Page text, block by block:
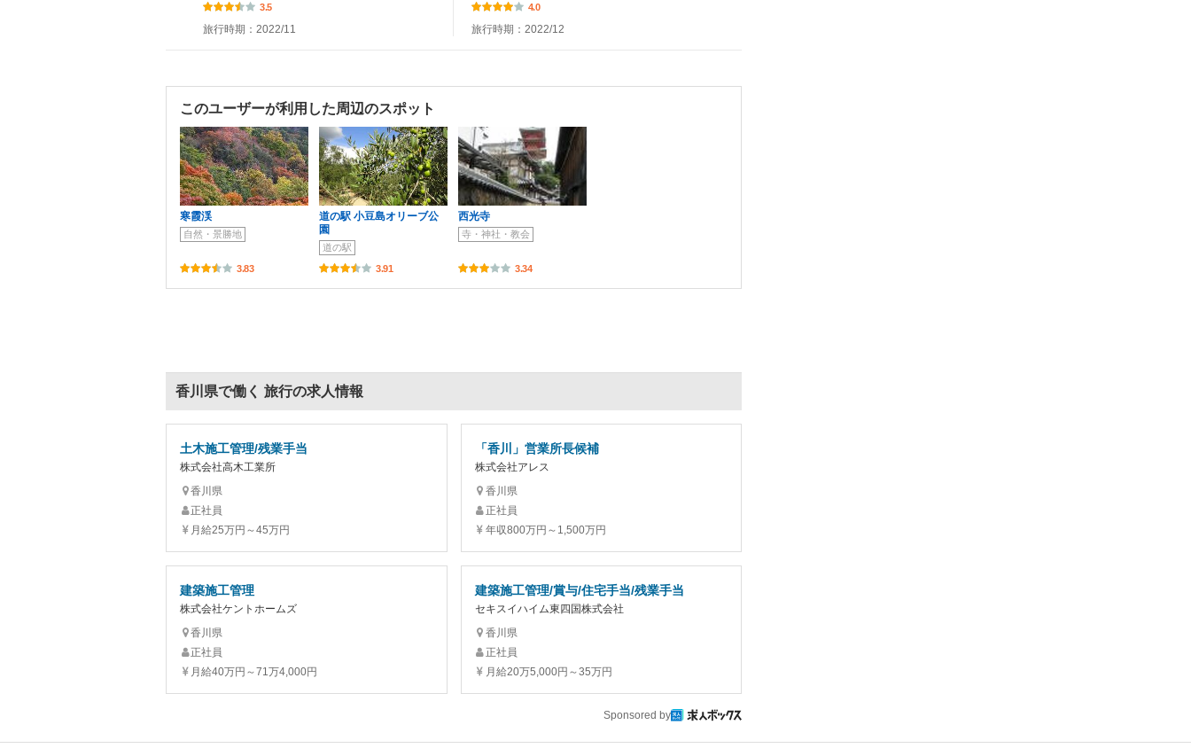
3.5
旅行時期：2022/11
4.0
旅行時期：2022/12
このユーザーが利用した周辺のスポット
寒霞渓
自然・景勝地
3.83
道の駅 小豆島オリーブ公
園
道の駅
3.91
西光寺
寺・神社・教会
3.34
香川県で働く 旅行の求人情報
土木施工管理/残業手当
株式会社高木工業所
香川県
正社員
月給25万円～45万円
「香川」営業所長候補
株式会社アレス
香川県
正社員
年収800万円～1,500万円
建築施工管理
株式会社ケントホームズ
香川県
正社員
月給40万円～71万4,000円
建築施工管理/賞与/住宅手当/残業手当
セキスイハイム東四国株式会社
香川県
正社員
月給20万5,000円～35万円
Sponsored by